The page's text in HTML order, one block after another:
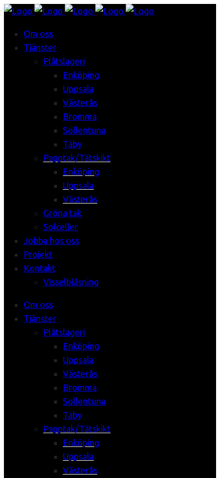
Om oss
Tjänster
Plåtslageri
Enköping
Uppsala
Västerås
Bromma
Sollentuna
Täby
Papptak/Tätskikt
Enköping
Uppsala
Västerås
Gröna tak
Solceller
Jobba hos oss
Projekt
Kontakt
Visselblåsning
Om oss
Tjänster
Plåtslageri
Enköping
Uppsala
Västerås
Bromma
Sollentuna
Täby
Papptak/Tätskikt
Enköping
Uppsala
Västerås